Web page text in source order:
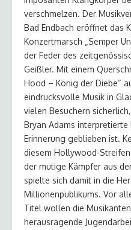
verschmelzen. Der
Bad Endbach eröffnet das
Konzertmarsch „Semper
der Feder des
Geißler. Mit einem
Hood – König der Diebe“
eindrucksvolle Musik in
vielen Besuchern
Bryan Adams interpretierte
Erinnerung geblieben ist.
diesem Hollywood-
der mutige Kämpfer aus
spielte sich damit in die
Millionenpublikums. Vor
Titel wollen die
herausragende